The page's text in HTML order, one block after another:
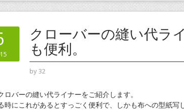
クローバーの縫い代ラ
も便利。
by32
ロバーの縫い代ライナーをご紹介します。
時にこれがあるとすっごく便利で、しかも布への型紙写